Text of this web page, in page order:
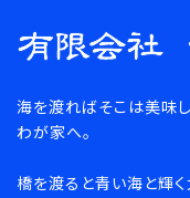
カテゴリー
海を渡ればそこは美味
わが家へ。
橋を渡ると青い海と輝く